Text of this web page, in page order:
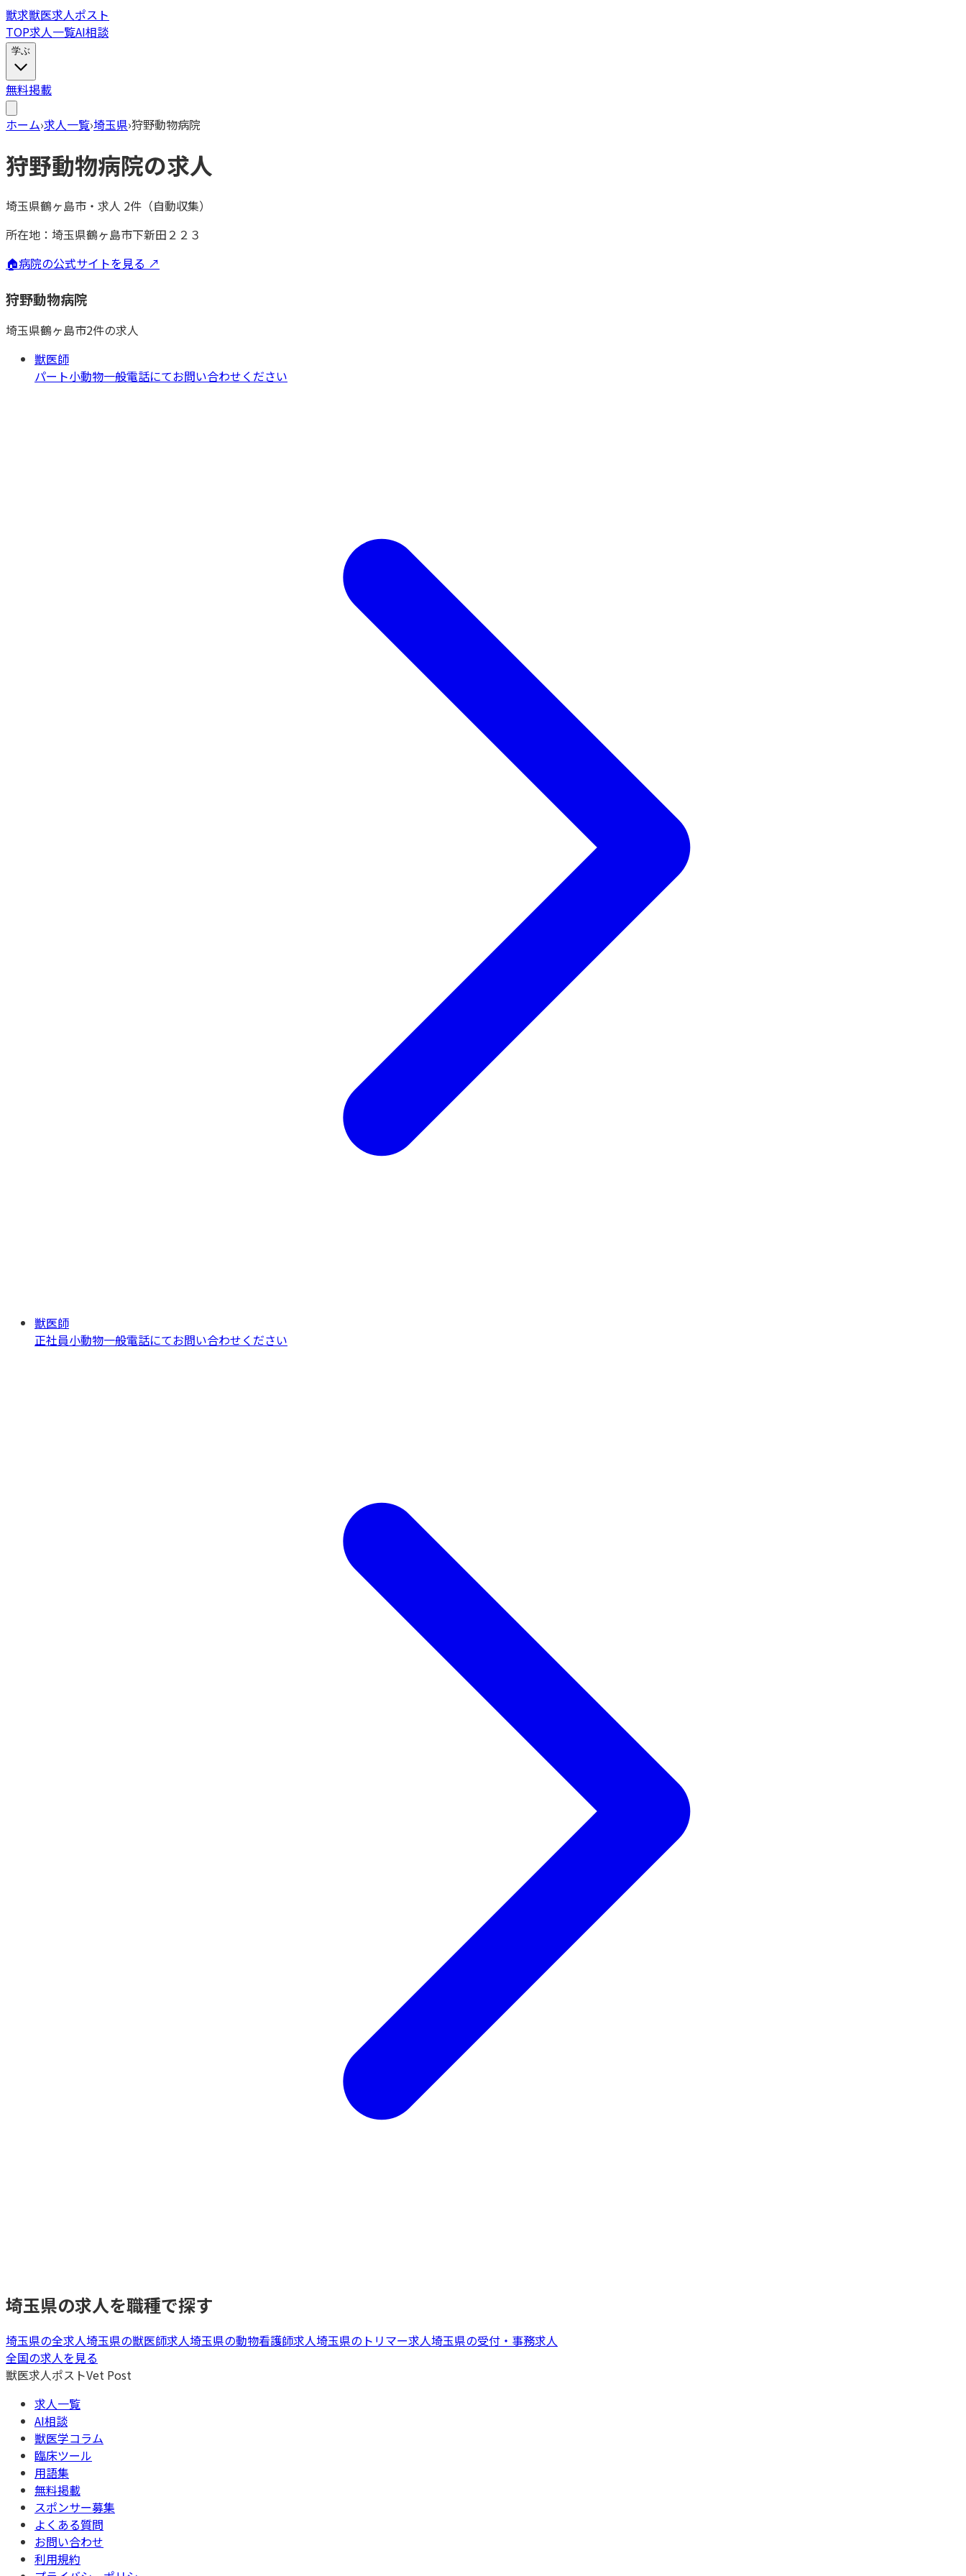
獣求獣医求人ポスト
TOP求人一覧AI相談
学ぶ
無料掲載
ホーム›求人一覧›埼玉県›狩野動物病院
狩野動物病院の求人
埼玉県鶴ヶ島市 ・ 求人 2件（自動収集）
所在地： 埼玉県鶴ヶ島市下新田２２３
🏠病院の公式サイトを見る ↗
狩野動物病院
埼玉県鶴ヶ島市2件の求人
獣医師
パート小動物一般電話にてお問い合わせください
獣医師
正社員小動物一般電話にてお問い合わせください
埼玉県の求人を職種で探す
埼玉県の全求人埼玉県の獣医師求人埼玉県の動物看護師求人埼玉県の トリマー求人埼玉県の受付・事務求人
全国の求人を見る
獣医求人ポストVet Post
求人一覧
AI相談
獣医学コラム
臨床ツール
用語集
無料掲載
スポンサー募集
よくある質問
お問い合わせ
利用規約